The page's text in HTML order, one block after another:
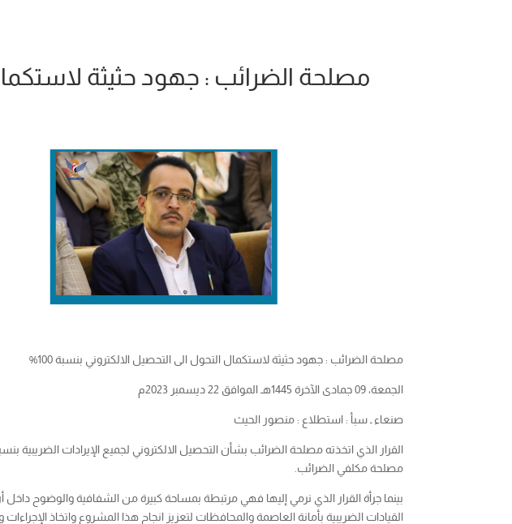
مصلحة الضرائب : جهود حثيثة لاستكمال
مصلحة الضرائب : جهود حثيثة لاستكمال التحول الى التحصيل الالكتروني بنسبة 100%
الجمعة، 09 جمادى الآخرة 1445هـ الموافق 22 ديسمبر 2023م
صنعاء ـ سبأ : استطلاع : منصور الحيث
مصلحة مكلفي الضرائب.
بينما جرأة القرار الذي نرمي إليها فهي مرتبطة بمساحة كبيرة من الشفافية والوضوح
القيادات الضريبية بأمانة العاصمة والمحافظات لتعزيز انجاح هذا المشروع واتخاذ